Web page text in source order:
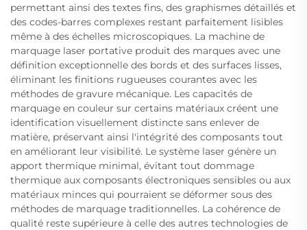
permettant ainsi des textes fins, des graphismes détaillés et
des codes-barres complexes restant parfaitement lisibles
même à des échelles microscopiques. La machine de
marquage laser portative produit des marques avec une
définition exceptionnelle des bords et des surfaces lisses,
éliminant les finitions rugueuses courantes avec les
méthodes de gravure mécanique. Les capacités de
marquage en couleur sur certains matériaux créent une
identification visuellement distincte sans enlever de
matière, préservant ainsi l'intégrité des composants tout
en améliorant leur visibilité. Le système laser génère un
apport thermique minimal, évitant tout dommage
thermique aux composants électroniques sensibles ou aux
matériaux minces qui pourraient se déformer sous des
méthodes de marquage traditionnelles. La cohérence de
qualité reste supérieure à celle des autres technologies de